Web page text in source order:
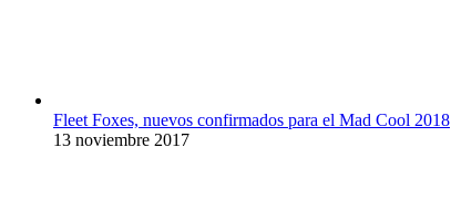
Fleet Foxes, nuevos confirmados para el Mad Cool 2018
13 noviembre 2017